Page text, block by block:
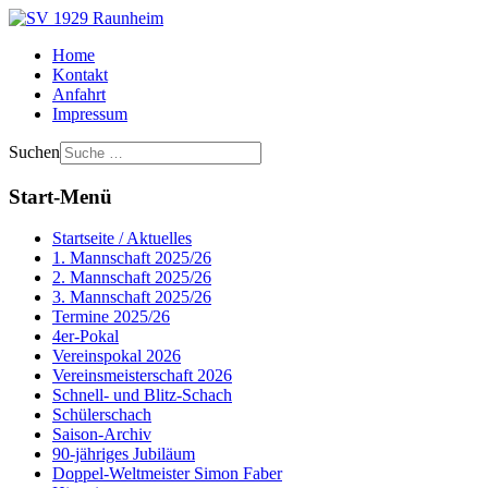
Home
Kontakt
Anfahrt
Impressum
Suchen
Start-Menü
Startseite / Aktuelles
1. Mannschaft 2025/26
2. Mannschaft 2025/26
3. Mannschaft 2025/26
Termine 2025/26
4er-Pokal
Vereinspokal 2026
Vereinsmeisterschaft 2026
Schnell- und Blitz-Schach
Schülerschach
Saison-Archiv
90-jähriges Jubiläum
Doppel-Weltmeister Simon Faber